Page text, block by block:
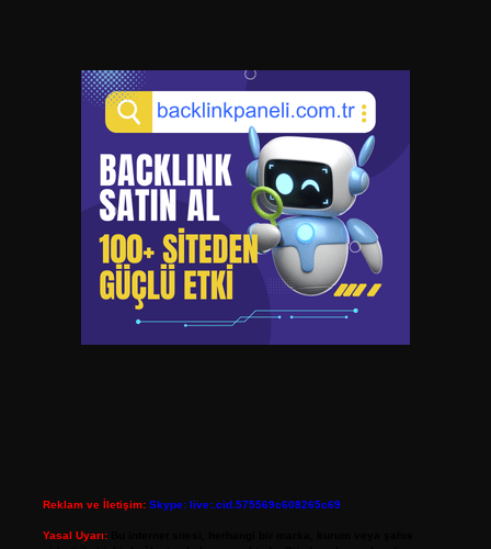
Reklam ve İletişim: Skype: live:.cid.575569c608265c69
Yasal Uyarı: